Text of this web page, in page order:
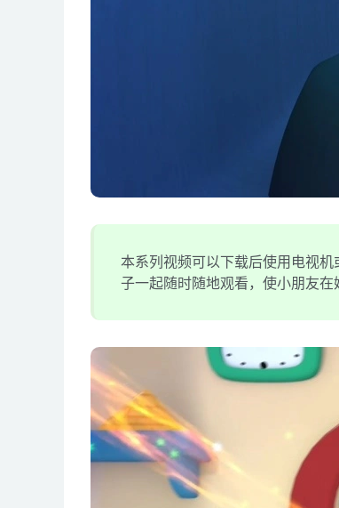
本系列视频可以下载后使用电视
子一起随时随地观看，使小朋友在